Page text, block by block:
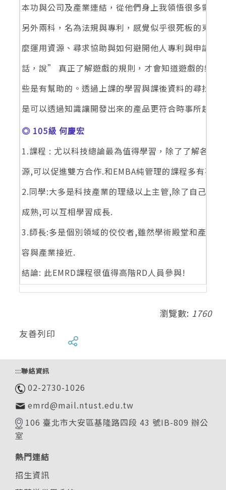
本功與公司及產業連結，從他們身上我領悟很多需要
另外兩科，名為法規與專利，感覺似乎很死板的東
麼運用資源、尋求協助與如何避開他人專利與申請專
話，說” 真正了解遊戲的規則，才會知道遊戲的樂
些是有幫助的。透過上課的學習與課後資料的尋找與
是可以透過知識讓開發出來的產品更符合時事所趨與
◎ 105級 何慶宏
1.課程 : 尤以科技總論最為值得學習，除了了解各種
源,可以促進雙方合作.和EMBA純管理的課程多有不
2.同學:大多是科技產業的理級以上主管,除了自己產
成熟,可以互相學習成長.
3.師長:多是個別領域的佼佼者,雖然學術殿堂和產業
容與產業接近.
結論: 此EMRD課程很值得高階RD人員參與!
瀏覽數: 1760
友善列印
:::聯絡資訊
02-2730-1026
emrd@mail.ntust.edu.tw
106 臺北市大安區基隆路四段 43 號IB-809 辦公
室
熱門連結
招生資訊